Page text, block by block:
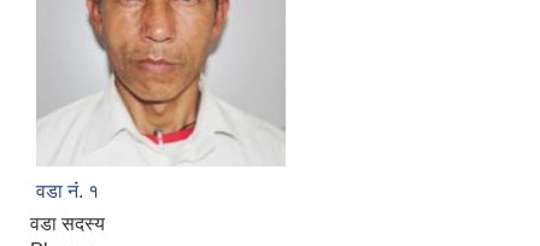
वडा नंं. १
वडा सदस्य